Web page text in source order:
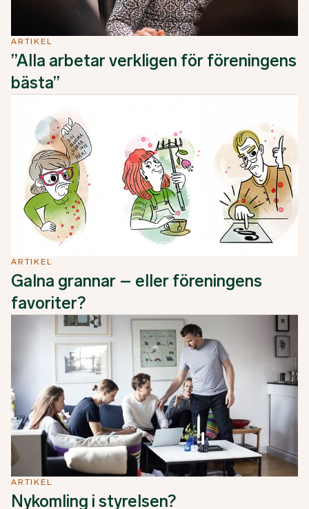
ARTIKEL
”Alla arbetar verkligen för föreningens
bästa”
ARTIKEL
Galna grannar – eller föreningens
favoriter?
ARTIKEL
Nykomling i styrelsen?